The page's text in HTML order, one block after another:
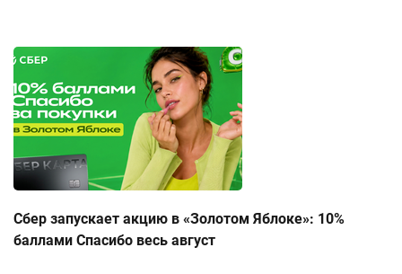
Сбер запускает акцию в «Золотом Яблоке»: 10%
баллами Спасибо весь август